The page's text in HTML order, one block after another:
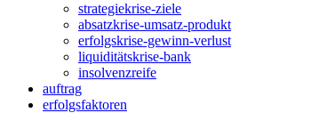
strategiekrise-ziele
absatzkrise-umsatz-produkt
erfolgskrise-gewinn-verlust
liquiditätskrise-bank
insolvenzreife
auftrag
erfolgsfaktoren